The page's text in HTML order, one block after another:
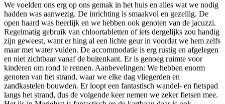
We voelden ons erg op ons gemak in het huis en alles wat we nodig
hadden was aanwezig. De inrichting is smaakvol en gezellig. De
open haard was heerlijk en we hebben ook genoten van de jacuzzi.
Regelmatig gebruik van chloortabletten of iets dergelijks zou handig
zijn geweest, want er hing al een lichte geur in voordat we hem zelfs
maar met water vulden. De accommodatie is erg rustig en afgelegen
en niet zichtbaar vanaf de buitenkant. Er is genoeg ruimte voor
kinderen om rond te rennen. Aanbevelingen: We hebben enorm
genoten van het strand, waar we elke dag vliegerden en
zandkastelen bouwden. Er loopt een fantastisch wandel- en fietspad
langs het strand, dus de volgende keer nemen we zeker fietsen mee.